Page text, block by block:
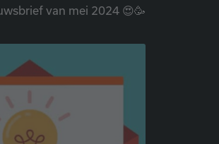
van mei 2024 😍🥳